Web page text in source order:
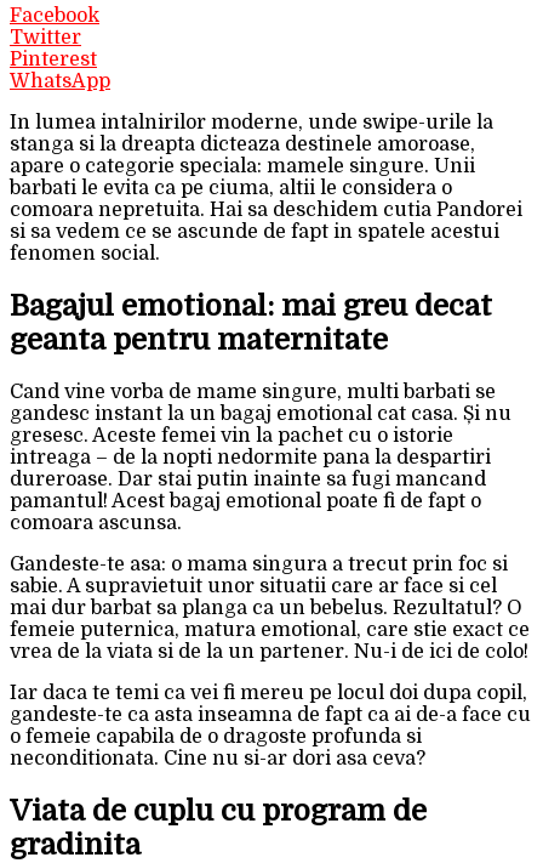
Facebook
Twitter
Pinterest
WhatsApp
In lumea intalnirilor moderne, unde swipe-urile la
stanga si la dreapta dicteaza destinele amoroase,
apare o categorie speciala: mamele singure. Unii
barbati le evita ca pe ciuma, altii le considera o
comoara nepretuita. Hai sa deschidem cutia Pandorei
si sa vedem ce se ascunde de fapt in spatele acestui
fenomen social.
Bagajul emotional: mai greu decat
geanta pentru maternitate
Cand vine vorba de mame singure, multi barbati se
gandesc instant la un bagaj emotional cat casa. Și nu
gresesc. Aceste femei vin la pachet cu o istorie
intreaga – de la nopti nedormite pana la despartiri
dureroase. Dar stai putin inainte sa fugi mancand
pamantul! Acest bagaj emotional poate fi de fapt o
comoara ascunsa.
Gandeste-te asa: o mama singura a trecut prin foc si
sabie. A supravietuit unor situatii care ar face si cel
mai dur barbat sa planga ca un bebelus. Rezultatul? O
femeie puternica, matura emotional, care stie exact ce
vrea de la viata si de la un partener. Nu-i de ici de colo!
Iar daca te temi ca vei fi mereu pe locul doi dupa copil,
gandeste-te ca asta inseamna de fapt ca ai de-a face cu
o femeie capabila de o dragoste profunda si
neconditionata. Cine nu si-ar dori asa ceva?
Viata de cuplu cu program de
gradinita